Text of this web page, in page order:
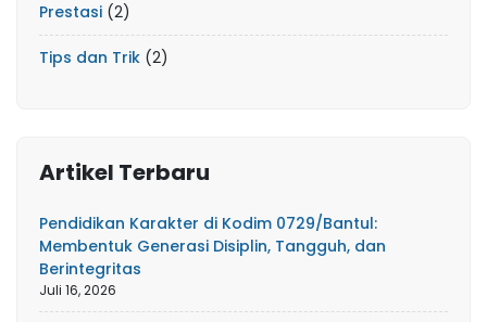
Prestasi (2)
Tips dan Trik (2)
Artikel Terbaru
Pendidikan Karakter di Kodim 0729/Bantul:
Membentuk Generasi Disiplin, Tangguh, dan
Berintegritas
Juli 16, 2026